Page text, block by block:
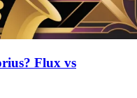
Flux vs